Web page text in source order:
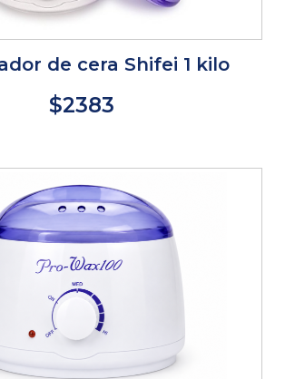
de cera Shifei 1 kilo
$2383